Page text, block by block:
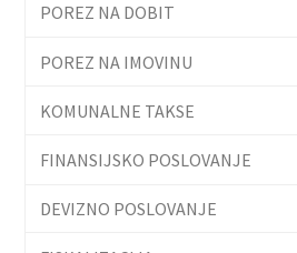
POREZ NA DOBIT
POREZ NA IMOVINU
KOMUNALNE TAKSE
FINANSIJSKO POSLOVANJE
DEVIZNO POSLOVANJE